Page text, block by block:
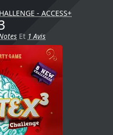
- ACCESS+
Et 1 Avis